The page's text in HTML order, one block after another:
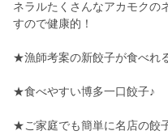
ネラルたくさんなアカモクの
すので健康的！
★漁師考案の新餃子が食べれ
★食べやすい博多一口餃子♪
★ご家庭でも簡単に名店の餃